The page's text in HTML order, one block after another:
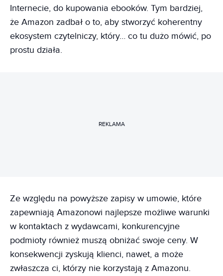
Internecie, do kupowania ebooków. Tym bardziej,
że Amazon zadbał o to, aby stworzyć koherentny
ekosystem czytelniczy, który… co tu dużo mówić, po
prostu działa.
REKLAMA
Ze względu na powyższe zapisy w umowie, które
zapewniają Amazonowi najlepsze możliwe warunki
w kontaktach z wydawcami, konkurencyjne
podmioty również muszą obniżać swoje ceny. W
konsekwencji zyskują klienci, nawet, a może
zwłaszcza ci, którzy nie korzystają z Amazonu.